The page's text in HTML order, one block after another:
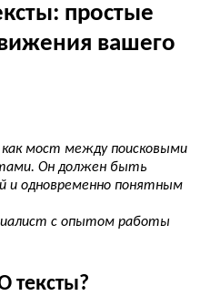
простые
вашего
мост между поисковыми
Он должен быть
и одновременно понятным
с опытом работы
тексты?